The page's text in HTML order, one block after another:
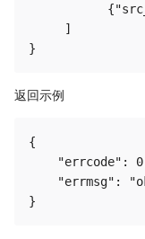
     ]
返回示例
{
"errcode":
"errmsg":